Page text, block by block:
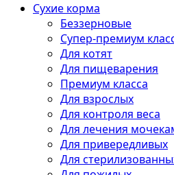
Сухие корма
Беззерновые
Супер-премиум
Для котят
Для пищеварения
Премиум класса
Для взрослых
Для контроля веса
Для лечения
Для привередливых
Для